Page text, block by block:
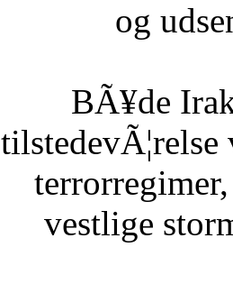
og
BÃ¥de
vestlige